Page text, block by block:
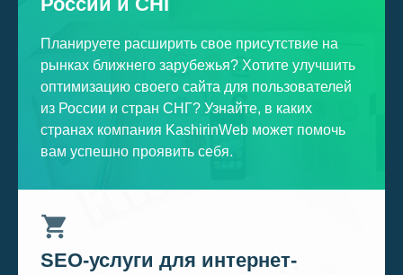
Планируете расширить свое присутствие на
рынках ближнего зарубежья? Хотите улучшить
оптимизацию своего сайта для пользователей
из России и стран СНГ? Узнайте, в каких
странах компания KashirinWeb может помочь
вам успешно проявить себя.
SEO-услуги для интернет-